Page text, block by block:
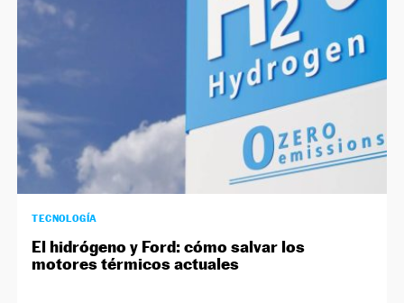
TECNOLOGÍA
El hidrógeno y Ford: cómo salvar los
motores térmicos actuales